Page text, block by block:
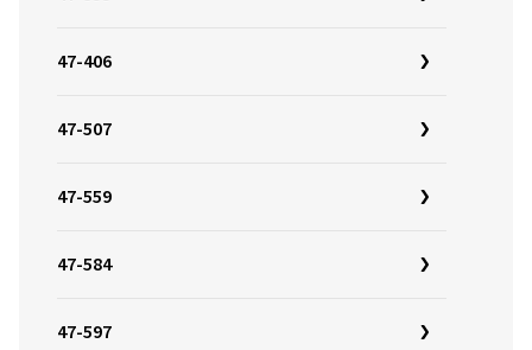
47-406
47-507
47-559
47-584
47-597